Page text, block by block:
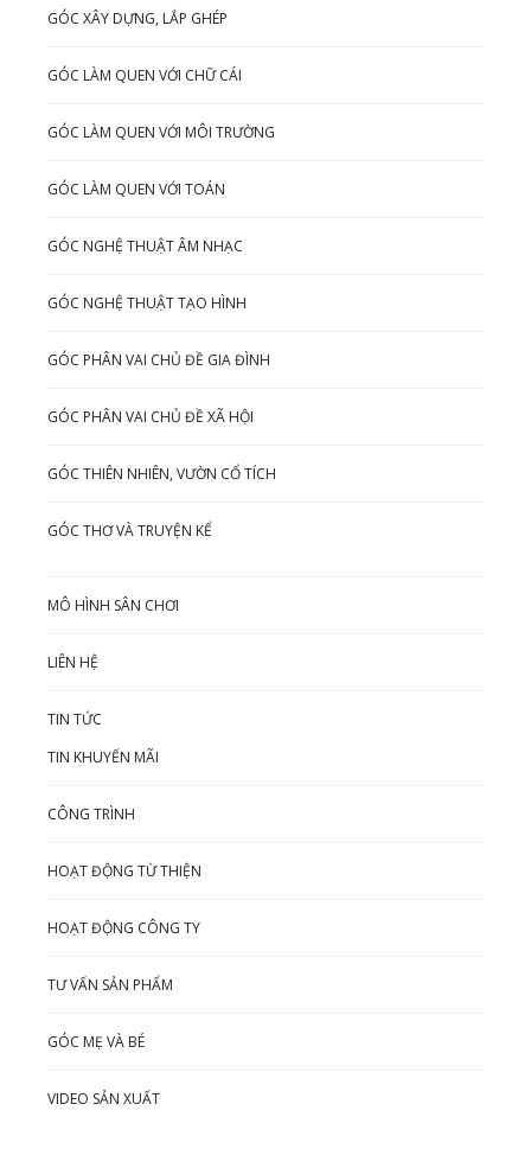
GÓC XÂY DỰNG, LẮP GHÉP
GÓC LÀM QUEN VỚI CHỮ CÁI
GÓC LÀM QUEN VỚI MÔI TRƯỜNG
GÓC LÀM QUEN VỚI TOÁN
GÓC NGHỆ THUẬT ÂM NHẠC
GÓC NGHỆ THUẬT TẠO HÌNH
GÓC PHÂN VAI CHỦ ĐỀ GIA ĐÌNH
GÓC PHÂN VAI CHỦ ĐỀ XÃ HỘI
GÓC THIÊN NHIÊN, VƯỜN CỔ TÍCH
GÓC THƠ VÀ TRUYỆN KỂ
MÔ HÌNH SÂN CHƠI
LIÊN HỆ
TIN TỨC
TIN KHUYẾN MÃI
CÔNG TRÌNH
HOẠT ĐỘNG TỪ THIỆN
HOẠT ĐỘNG CÔNG TY
TƯ VẤN SẢN PHẨM
GÓC MẸ VÀ BÉ
VIDEO SẢN XUẤT